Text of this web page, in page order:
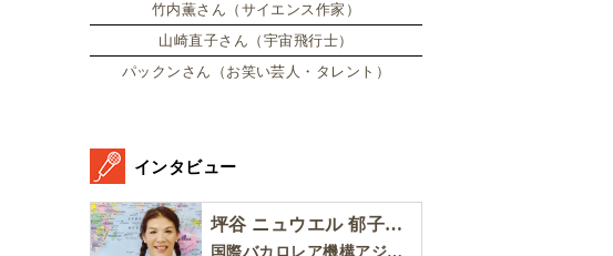
竹内薫さん（サイエンス作家）
山崎直子さん（宇宙飛行士）
パックンさん（お笑い芸人・タレント）
インタビュー
坪谷 ニュウエル 郁子さん［後編］
国際バカロレア機構アジア太平洋地区委員